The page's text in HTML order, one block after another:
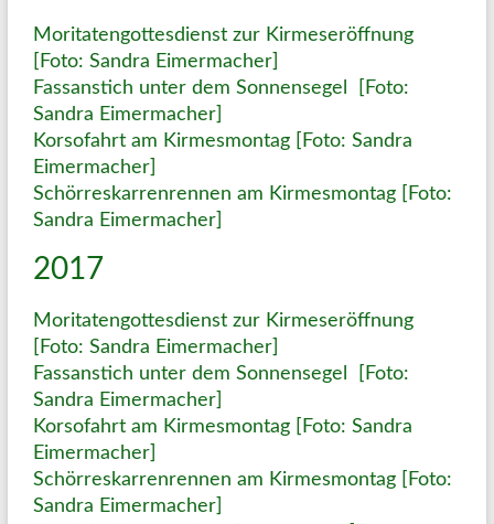
Moritatengottesdienst zur Kirmeseröffnung
[Foto: Sandra Eimermacher]
Fassanstich unter dem Sonnensegel [Foto:
Sandra Eimermacher]
Korsofahrt am Kirmesmontag [Foto: Sandra
Eimermacher]
Schörreskarrenrennen am Kirmesmontag [Foto:
Sandra Eimermacher]
2017
Moritatengottesdienst zur Kirmeseröffnung
[Foto: Sandra Eimermacher]
Fassanstich unter dem Sonnensegel [Foto:
Sandra Eimermacher]
Korsofahrt am Kirmesmontag [Foto: Sandra
Eimermacher]
Schörreskarrenrennen am Kirmesmontag [Foto:
Sandra Eimermacher]